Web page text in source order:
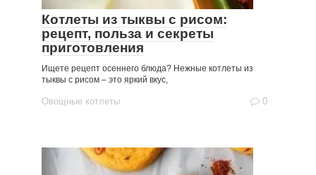
Котлеты из тыквы с рисом:
рецепт, польза и секреты
приготовления
Ищете рецепт осеннего блюда? Нежные котлеты из
тыквы с рисом – это яркий вкус,
Овощные котлеты 0